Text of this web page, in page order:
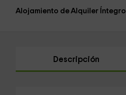
Alojamiento de Alquiler Íntegro
Descripción